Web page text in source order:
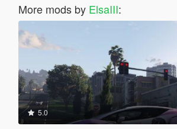
More mods by ElsaIII:
5.0